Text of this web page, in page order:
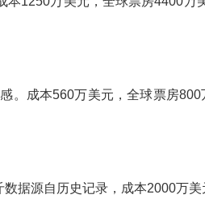
。成本560万美元，全球票房800
据源自历史记录，成本2000万